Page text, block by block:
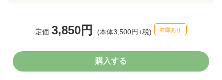
定価 3,850円 (本体3,500円+税) 在庫あり
購入する